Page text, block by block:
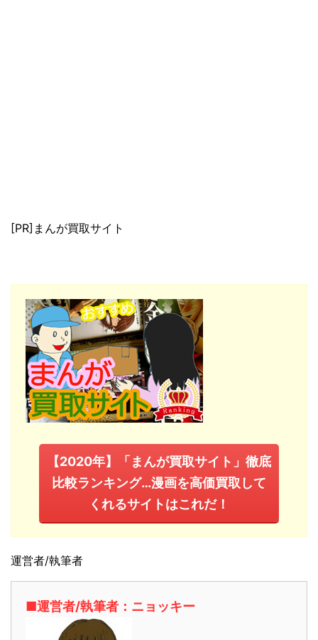
[PR]まんが買取サイト
【2020年】「まんが買取サイト」徹底
比較ランキング…漫画を高価買取して
くれるサイトはこれだ！
運営者/執筆者
■運営者/執筆者：ニョッキー